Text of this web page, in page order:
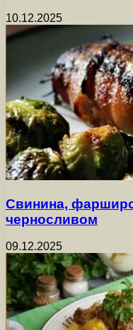
10.12.2025
Свинина,
черносливом
09.12.2025